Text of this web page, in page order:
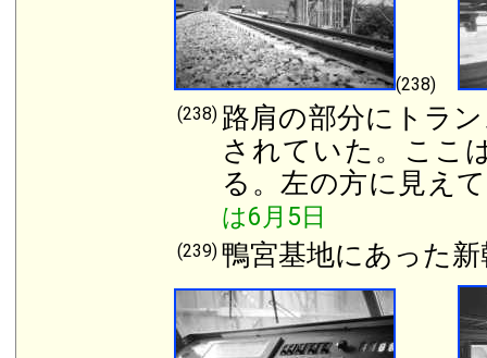
(238)
(238) 路肩の部分にトラ
されていた。ここ
る。左の方に見え
は6月5日
(239) 鴨宮基地にあった